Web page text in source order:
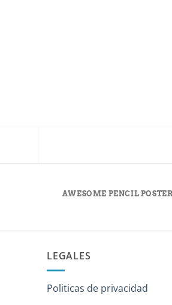
AWESOME PENCIL POSTER
LEGALES
Politicas de privacidad